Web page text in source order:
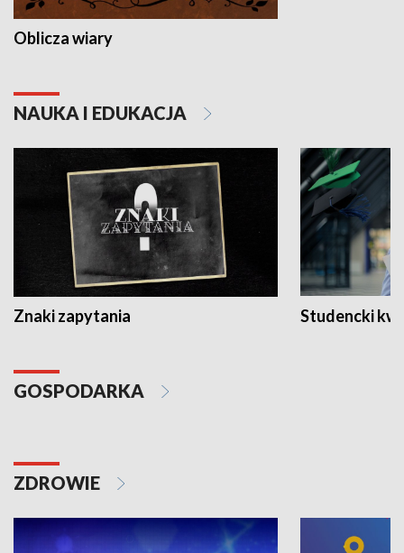
Oblicza wiary
NAUKA I EDUKACJA
Znaki zapytania Studencki
GOSPODARKA
ZDROWIE